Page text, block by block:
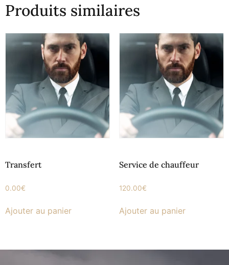
Produits similaires
Transfert
0.00€
Ajouter au panier
Service de chauffeur
120.00€
Ajouter au panier